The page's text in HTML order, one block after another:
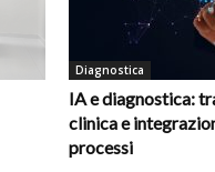
Diagnostica
IA e diagnostica:
clinica e
processi